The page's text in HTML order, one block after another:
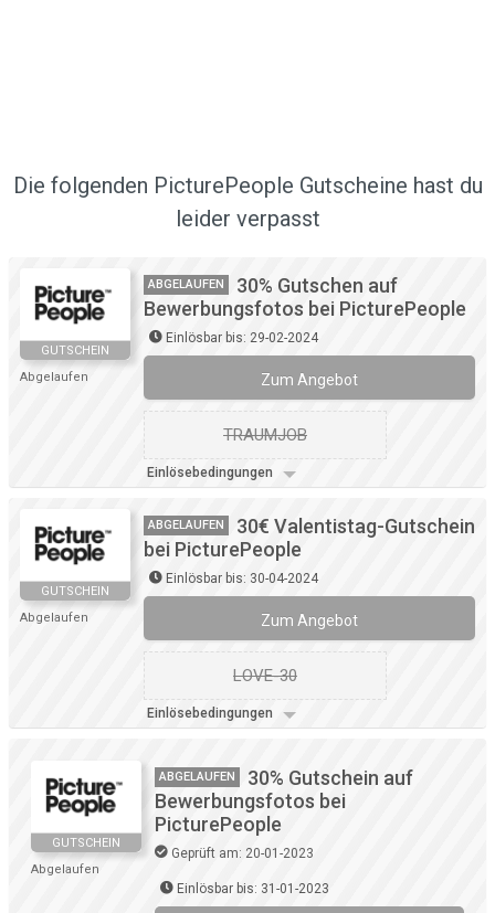
Die folgenden PicturePeople Gutscheine hast du
leider verpasst
GUTSCHEIN
Abgelaufen
ABGELAUFEN
30% Gutschen auf
Bewerbungsfotos bei PicturePeople
Einlösbar bis: 29-02-2024
Zum Angebot
TRAUMJOB
Einlösebedingungen
GUTSCHEIN
Abgelaufen
ABGELAUFEN
30€ Valentistag-Gutschein
bei PicturePeople
Einlösbar bis: 30-04-2024
Zum Angebot
LOVE-30
Einlösebedingungen
GUTSCHEIN
Abgelaufen
ABGELAUFEN
30% Gutschein auf
Bewerbungsfotos bei
PicturePeople
Geprüft am: 20-01-2023
Einlösbar bis: 31-01-2023